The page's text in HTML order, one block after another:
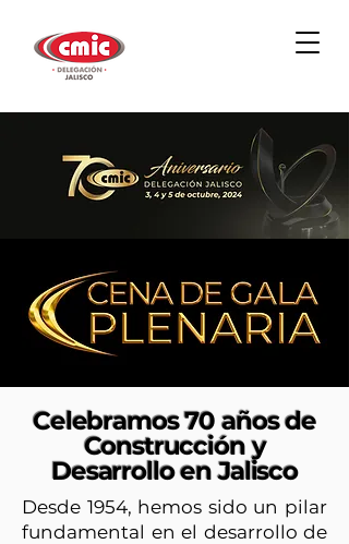
Celebramos 70 años de
Construcción y
Desarrollo en Jalisco
Desde 1954, hemos sido un pilar
fundamental en el desarrollo de